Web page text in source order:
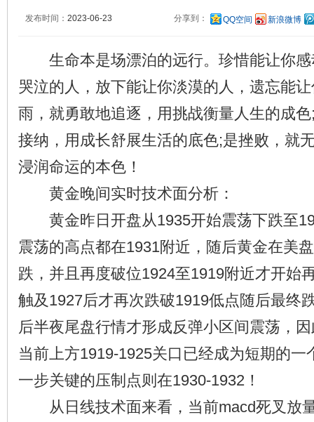
发布时间： 2023-06-23 分享到： QQ空间 新浪微博
生命本是场漂泊的远行。珍惜能让你感
哭泣的人，放下能让你淡漠的人，遗忘能
雨，就勇敢地追逐，用挑战衡量人生的成
接纳，用成长舒展生活的底色;是挫败，就
浸润命运的本色！
黄金晚间实时技术面分析：
黄金昨日开盘从1935开始震荡下跌至
震荡的高点都在1931附近，随后黄金在美
跌，并且再度破位1924至1919附近才开始
触及1927后才再次跌破1919低点随后最终
后半夜尾盘行情才形成反弹小区间震荡，
当前上方1919-1925关口已经成为短期的一
一步关键的压制点则在1930-1932！
从日线技术面来看，当前macd死叉放